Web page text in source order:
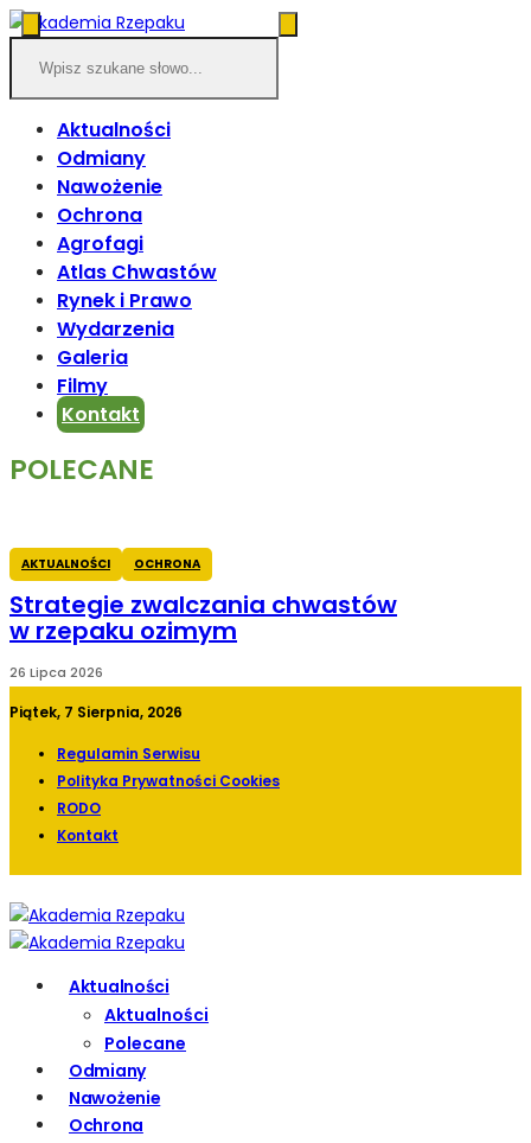
Aktualności
Odmiany
Nawożenie
Ochrona
Agrofagi
Atlas Chwastów
Rynek i Prawo
Wydarzenia
Galeria
Filmy
Kontakt
POLECANE
AKTUALNOŚCI OCHRONA
Strategie zwalczania chwastów
w rzepaku ozimym
26 Lipca 2026
Piątek, 7 Sierpnia, 2026
Regulamin Serwisu
Polityka Prywatności Cookies
RODO
Kontakt
Aktualności
Aktualności
Polecane
Odmiany
Nawożenie
Ochrona